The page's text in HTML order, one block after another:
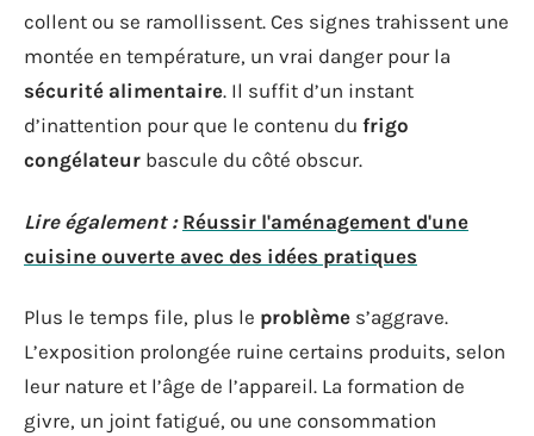
collent ou se ramollissent. Ces signes trahissent une
montée en température, un vrai danger pour la
sécurité alimentaire. Il suffit d’un instant
d’inattention pour que le contenu du frigo
congélateur bascule du côté obscur.
Lire également : Réussir l'aménagement d'une
cuisine ouverte avec des idées pratiques
Plus le temps file, plus le problème s’aggrave.
L’exposition prolongée ruine certains produits, selon
leur nature et l’âge de l’appareil. La formation de
givre, un joint fatigué, ou une consommation